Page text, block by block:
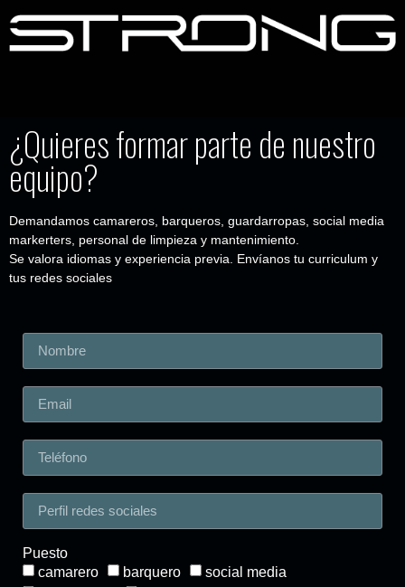
¿Quieres formar parte de nuestro
equipo?
Demandamos camareros, barqueros, guardarropas, social media
markerters, personal de limpieza y mantenimiento.
Se valora idiomas y experiencia previa. Envíanos tu curriculum y
tus redes sociales
Puesto
camarero
barquero
social media